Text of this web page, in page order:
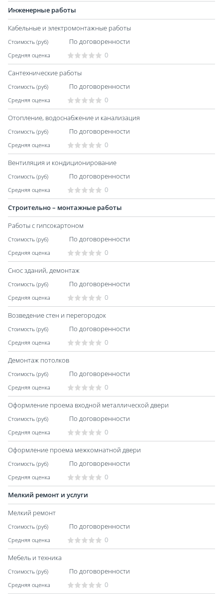
Инженерные работы
Кабельные и электромонтажные работы
По договоренности
0
Сантехнические работы
По договоренности
0
Отопление, водоснабжение и канализация
По договоренности
0
Вентиляция и кондиционирование
По договоренности
0
Строительно – монтажные работы
Работы с гипсокартоном
По договоренности
0
Снос зданий, демонтаж
По договоренности
0
Возведение стен и перегородок
По договоренности
0
Демонтаж потолков
По договоренности
0
Оформление проема входной металлической двери
По договоренности
0
Оформление проема межкомнатной двери
По договоренности
0
Мелкий ремонт и услуги
Мелкий ремонт
По договоренности
0
Мебель и техника
По договоренности
0